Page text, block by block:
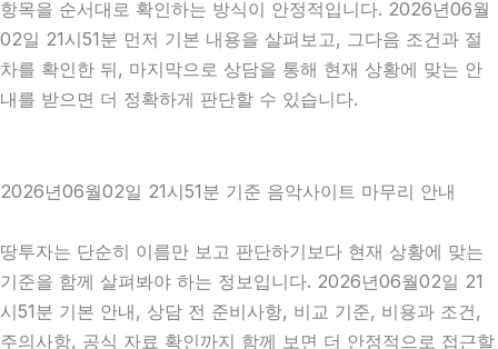
항목을 순서대로 확인하는 방식이 안정적입니다. 2026년06월
02일 21시51분 먼저 기본 내용을 살펴보고, 그다음 조건과 절
차를 확인한 뒤, 마지막으로 상담을 통해 현재 상황에 맞는 안
내를 받으면 더 정확하게 판단할 수 있습니다.
2026년06월02일 21시51분 기준 음악사이트 마무리 안내
땅투자는 단순히 이름만 보고 판단하기보다 현재 상황에 맞는
기준을 함께 살펴봐야 하는 정보입니다. 2026년06월02일 21
시51분 기본 안내, 상담 전 준비사항, 비교 기준, 비용과 조건,
주의사항, 공식 자료 확인까지 함께 보면 더 안정적으로 접근할